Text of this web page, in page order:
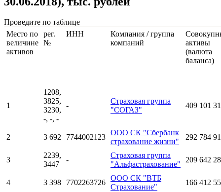
Проведите по таблице
Место по
величине
активов
рег.
№
ИНН
Компания / группа
компаний
активы
(валюта
баланса)
1
1208,
3825,
3230,
-, -, -
-
Страховая группа
"СОГАЗ"
409 101
2 3 692 7744002123
ООО СК "Сбербанк
страхование жизни"
292 784
3
2239,
3447
-
Страховая группа
"Альфастрахование"
209 642
4 3 398 7702263726
ООО СК "ВТБ
Страхование"
166 412